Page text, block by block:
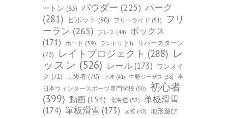
ートン (83) パウダー (225) パーク
(281)
ピボット (80) フリーライド (51)
フリ
ーラン (265) プレス (44)
ボックス
(171)
ボード (59) ラントリ (41)
リバースターン
(73)
レイトプロジェクト (288) レ
ッスン (526) レール(173) ワンメイ
ク (71) 上級者 (70) 上達 (41) 中野ジーザス (38)
全
日本ウィンタースポーツ専門学校 (50) 初心者
(399) 動画 (154) 北海道 (52) 单板滑雪
(174) 單板滑雪 (173) 国際 (42)
地形遊び